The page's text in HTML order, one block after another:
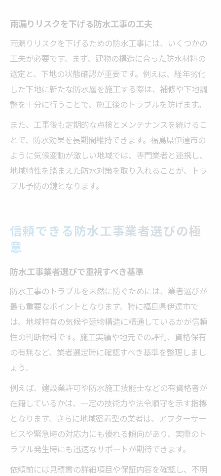
雨漏りリスクを下げる防水工事の工夫
雨漏りリスクを下げるための防水工事には、いくつかの
工夫が必要です。まず、建物の構造に合った防水材料の
選定と、下地の状態確認が重要です。例えば、経年劣化
した下地に新たな防水層を施工する際は、補修や下地調
整を十分に行うことで、施工後のトラブルを防げます。
また、工事後も定期的な点検とメンテナンスを続けるこ
とで、防水効果を長期間維持できます。福島県伊達市の
ように気候変動が激しい地域では、専門業者と連携し、
地域特性を踏まえた防水対策を取り入れることが、トラ
ブル予防の鍵となります。
信頼できる防水工事業者選びの極
意
防水工事業者選びで重視すべき基準
防水工事のトラブルを未然に防ぐためには、業者選びが
最も重要なポイントとなります。特に福島県伊達市で
は、地域特有の気候や建物構造に精通しているかが信頼
性の判断材料です。施工実績や地元での評判、資格保有
の有無など、業者選定時に確認すべき基準を整理しまし
ょう。
例えば、建設業許可や防水施工技能士などの有資格者が
在籍しているかは、一定の技術力や法令順守を示す指標
となります。さらに地域密着型の業者は、アフターサー
ビスや緊急時の対応力にも優れる傾向があり、実際のト
ラブル発生時にも迅速なサポートが期待できます。
依頼前には見積書の詳細項目や保証内容を確認し、不明